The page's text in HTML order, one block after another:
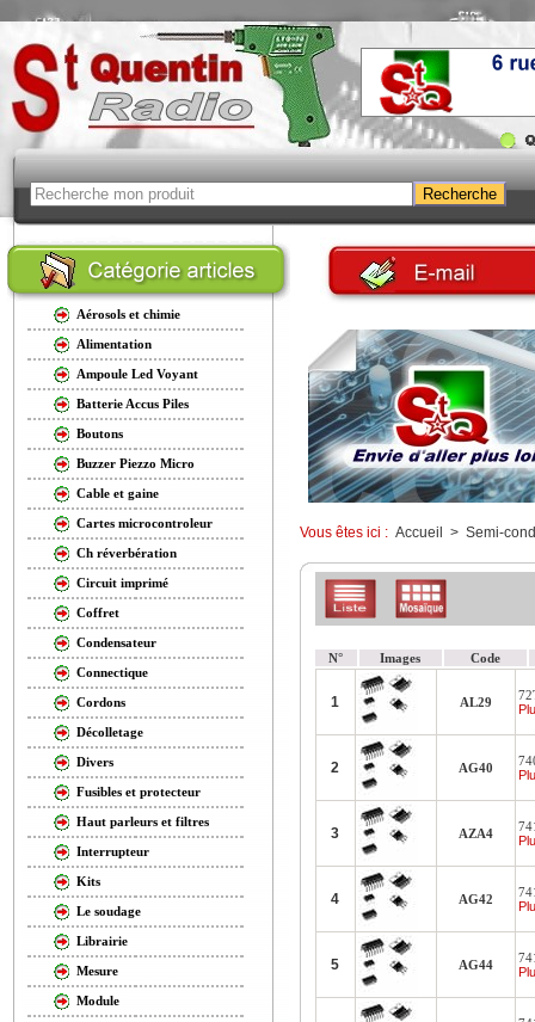
Aérosols et chimie
Alimentation
Ampoule Led Voyant
Batterie Accus Piles
Boutons
Buzzer Piezzo Micro
Cable et gaine
Cartes microcontroleur
Ch réverbération
Circuit imprimé
Coffret
Condensateur
Connectique
Cordons
Décolletage
Divers
Fusibles et protecteur
Haut parleurs et filtres
Interrupteur
Kits
Le soudage
Librairie
Mesure
Module
Vous êtes ici : Accueil > Semi-
N° Images Code
1 AL29
2 AG40
3 AZA4
4 AG42
5 AG44